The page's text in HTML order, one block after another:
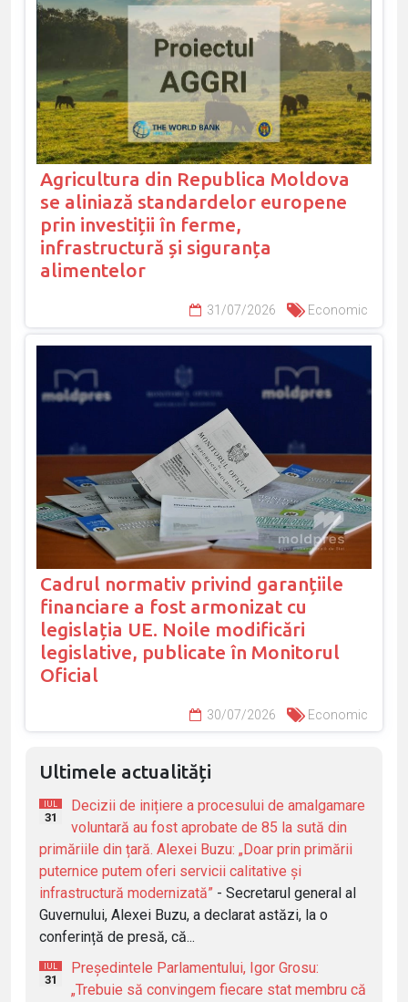
Agricultura din Republica Moldova
se aliniază standardelor europene
prin investiții în ferme,
infrastructură și siguranța
alimentelor
31/07/2026 Economic
Cadrul normativ privind garanțiile
financiare a fost armonizat cu
legislația UE. Noile modificări
legislative, publicate în Monitorul
Oficial
30/07/2026 Economic
Ultimele actualități
IUL
31
Decizii de inițiere a procesului de amalgamare
voluntară au fost aprobate de 85 la sută din
primăriile din țară. Alexei Buzu: „Doar prin primării
puternice putem oferi servicii calitative și
infrastructură modernizată” - Secretarul general al
Guvernului, Alexei Buzu, a declarat astăzi, la o
conferință de presă, că...
IUL
31
Președintele Parlamentului, Igor Grosu:
„Trebuie să convingem fiecare stat membru că